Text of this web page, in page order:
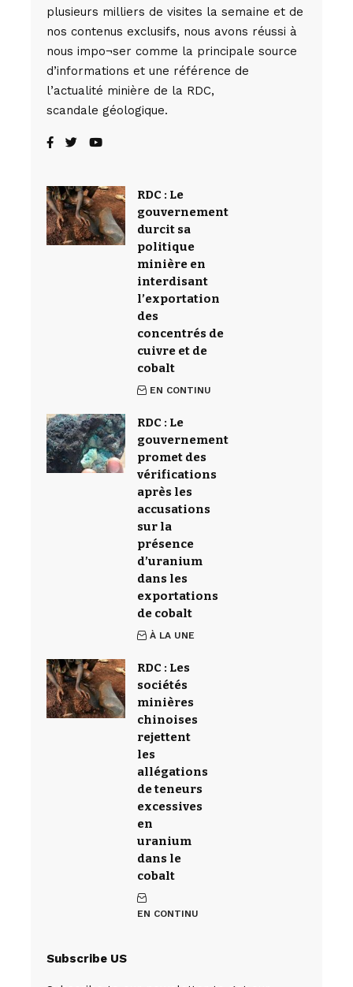
plusieurs milliers de visites la semaine et de
nos contenus exclusifs, nous avons réussi à
nous impo¬ser comme la principale source
d’informations et une référence de
l’actualité minière de la RDC,
scandale géologique.
RDC : Le
gouvernement
durcit sa
politique
minière en
interdisant
l’exportation
des
concentrés de
cuivre et de
cobalt
EN CONTINU
RDC : Le
gouvernement
promet des
vérifications
après les
accusations
sur la
présence
d’uranium
dans les
exportations
de cobalt
À LA UNE
RDC : Les
sociétés
minières
chinoises
rejettent
les
allégations
de teneurs
excessives
en
uranium
dans le
cobalt
EN CONTINU
Subscribe US